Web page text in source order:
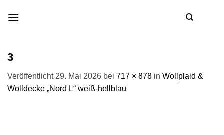
Inhalt
3
Veröffentlicht 29. Mai 2026 bei 717 × 878 in Wollplaid &
Wolldecke „Nord L“ weiß-hellblau